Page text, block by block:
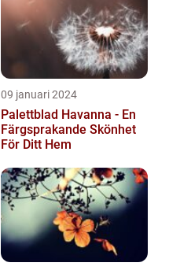
09 januari 2024
Palettblad Havanna - En
Färgsprakande Skönhet
För Ditt Hem